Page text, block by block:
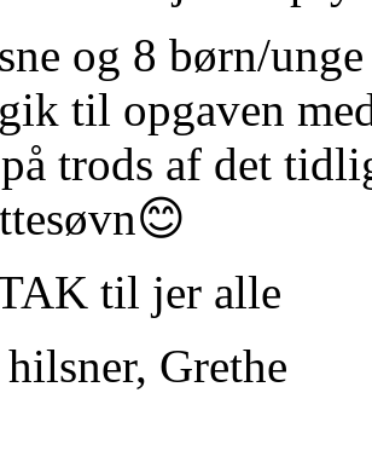
og 8 børn/
til opgaven
trods af det
til jer alle
Grethe